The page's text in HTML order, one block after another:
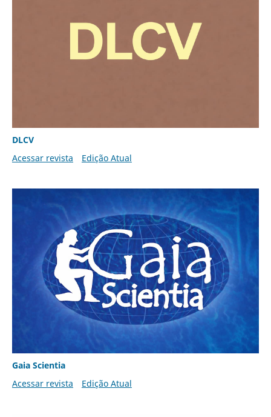
DLCV
Acessar revista
Edição Atual
Gaia Scientia
Acessar revista
Edição Atual